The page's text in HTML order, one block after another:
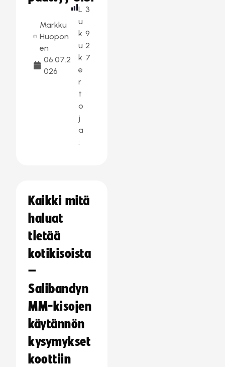
Markku
Huopon
en
06.07.2
026
L
u
k
u
k
e
r
t
o
j
a
:
3
9
2
7
Kaikki mitä
haluat
tietää
kotikisoista
–
Salibandyn
MM-kisojen
käytännön
kysymykset
koottiin